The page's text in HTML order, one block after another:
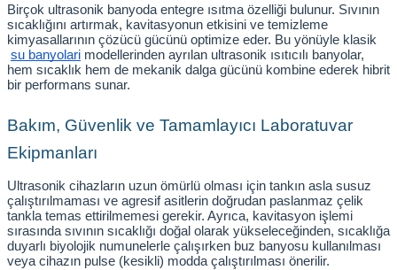
Birçok ultrasonik banyoda entegre ısıtma özelliği bulunur. Sıvının
sıcaklığını artırmak, kavitasyonun etkisini ve temizleme
kimyasallarının çözücü gücünü optimize eder. Bu yönüyle klasik
su banyolari modellerinden ayrılan ultrasonik ısıtıcılı banyolar,
hem sıcaklık hem de mekanik dalga gücünü kombine ederek hibrit
bir performans sunar.
Bakım, Güvenlik ve Tamamlayıcı Laboratuvar
Ekipmanları
Ultrasonik cihazların uzun ömürlü olması için tankın asla susuz
çalıştırılmaması ve agresif asitlerin doğrudan paslanmaz çelik
tankla temas ettirilmemesi gerekir. Ayrıca, kavitasyon işlemi
sırasında sıvının sıcaklığı doğal olarak yükseleceğinden, sıcaklığa
duyarlı biyolojik numunelerle çalışırken buz banyosu kullanılması
veya cihazın pulse (kesikli) modda çalıştırılması önerilir.